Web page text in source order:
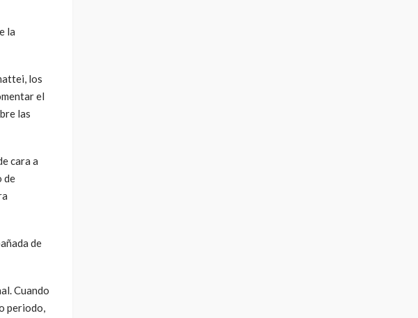
la
los
el
las
cara a
de
de
Cuando
periodo,